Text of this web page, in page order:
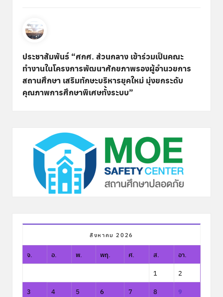
ประชาสัมพันธ์ “ศกศ. ส่วนกลาง เข้าร่วมเป็นคณะ
ทำงานในโครงการพัฒนาศักยภาพรองผู้อำนวยการ
สถานศึกษา เสริมทักษะบริหารยุคใหม่ มุ่งยกระดับ
คุณภาพการศึกษาพิเศษทั้งระบบ”
สิงหาคม 2026
จ. อ. พ. พฤ. ศ. ส.
อา.
1
2
3
4 5 6 7 8
9